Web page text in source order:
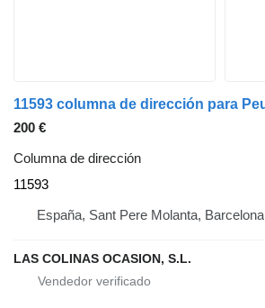
200 €
Columna de dirección
11593
España, Sant Pere Molanta, Barcelona
LAS COLINAS OCASION, S.L.